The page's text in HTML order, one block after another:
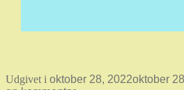
Udgivet i oktober 28, 2022oktober